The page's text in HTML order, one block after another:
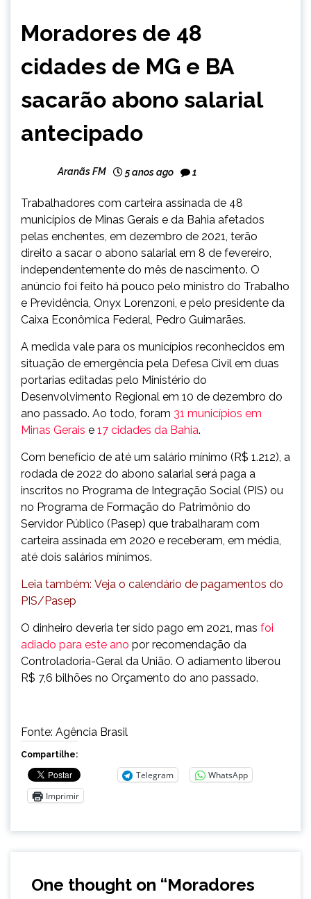
MINAS
NOTÍCIAS
Moradores de 48
cidades de MG e BA
sacarão abono salarial
antecipado
Aranãs FM 5 anos ago 1
Trabalhadores com carteira assinada de 48
municípios de Minas Gerais e da Bahia afetados
pelas enchentes, em dezembro de 2021, terão
direito a sacar o abono salarial em 8 de fevereiro,
independentemente do mês de nascimento. O
anúncio foi feito há pouco pelo ministro do Trabalho
e Previdência, Onyx Lorenzoni, e pelo presidente da
Caixa Econômica Federal, Pedro Guimarães.
A medida vale para os municípios reconhecidos em
situação de emergência pela Defesa Civil em duas
portarias editadas pelo Ministério do
Desenvolvimento Regional em 10 de dezembro do
ano passado. Ao todo, foram 31 municípios em
Minas Gerais e 17 cidades da Bahia.
Com benefício de até um salário mínimo (R$ 1.212), a
rodada de 2022 do abono salarial será paga a
inscritos no Programa de Integração Social (PIS) ou
no Programa de Formação do Patrimônio do
Servidor Público (Pasep) que trabalharam com
carteira assinada em 2020 e receberam, em média,
até dois salários mínimos.
Leia também: Veja o calendário de pagamentos do
PIS/Pasep
O dinheiro deveria ter sido pago em 2021, mas foi
adiado para este ano por recomendação da
Controladoria-Geral da União. O adiamento liberou
R$ 7,6 bilhões no Orçamento do ano passado.
Fonte: Agência Brasil
Compartilhe:
Telegram
WhatsApp
Imprimir
One thought on “Moradores